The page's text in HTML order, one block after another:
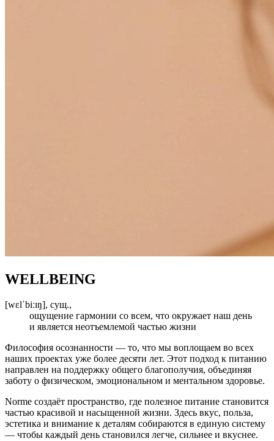
WELLBEING
[wɛlˈbiːɪŋ], сущ.,
ощущение гармонии со всем, что окружает наш день
и является неотъемлемой частью жизни
Философия осознанности — то, что мы воплощаем во всех
наших проектах уже более десяти лет. Этот подход к питанию
направлен на поддержку общего благополучия, объединяя
заботу о физическом, эмоциональном и ментальном здоровье.
Norme создаёт пространство, где полезное питание становится
частью красивой и насыщенной жизни. Здесь вкус, польза,
эстетика и внимание к деталям собираются в единую систему
— чтобы каждый день становился легче, сильнее и вкуснее.